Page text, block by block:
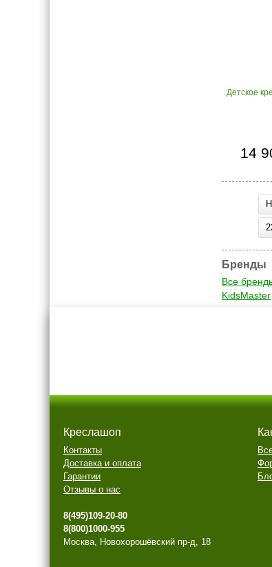
Детское
14
Бренды
Все
KidsMaster
Креслашоп
Контакты
Доставка и оплата
Гарантии
Отзывы о нас
8(495)109-20-80
8(800)1000-955
Москва, Новохорошёвский пр-д, 18